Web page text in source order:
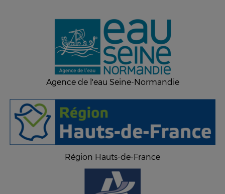
Agence de l'eau Seine-Normandie
Région Hauts-de-France